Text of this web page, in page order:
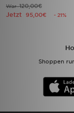
War120,00€
Jetzt 95,00€ - 21%
Shoppen
Bestellverfolgung
Trending Styles